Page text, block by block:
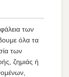
των
όλα τα
των
ζημιάς ή